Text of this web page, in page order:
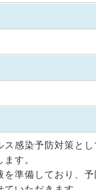
ス感染予防対策と
す。
を準備しており、